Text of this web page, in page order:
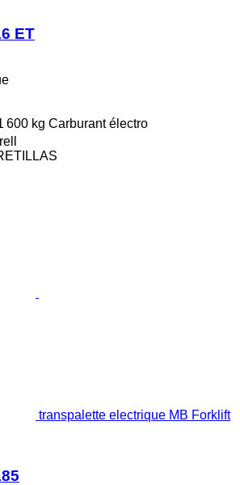
ET
600 kg Carburant électro
transpalette electrique MB Forklift